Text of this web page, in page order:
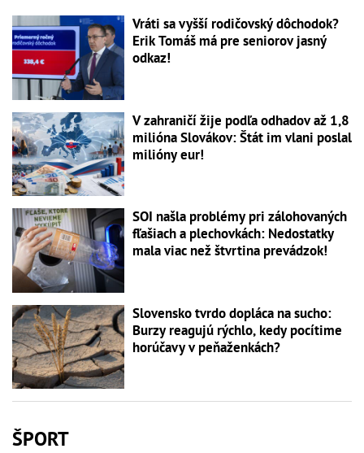
Vráti sa vyšší rodičovský dôchodok?
Erik Tomáš má pre seniorov jasný
odkaz!
V zahraničí žije podľa odhadov až 1,8
milióna Slovákov: Štát im vlani poslal
milióny eur!
SOI našla problémy pri zálohovaných
fľašiach a plechovkách: Nedostatky
mala viac než štvrtina prevádzok!
Slovensko tvrdo dopláca na sucho:
Burzy reagujú rýchlo, kedy pocítime
horúčavy v peňaženkách?
ŠPORT